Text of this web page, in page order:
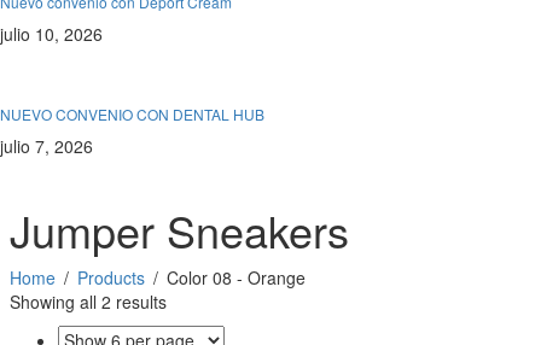
julio 10, 2026
NUEVO CONVENIO CON DENTAL HUB
julio 7, 2026
Jumper Sneakers
Home Products
Color 08 - Orange
Showing all 2 results